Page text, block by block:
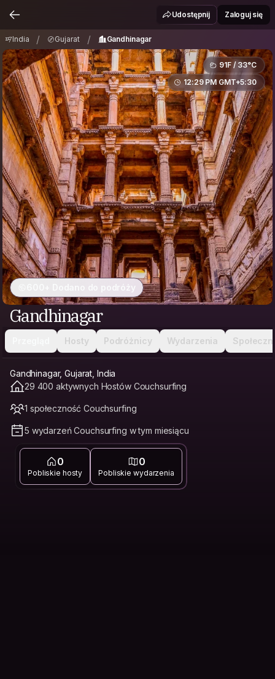
GandhinagarUdostępnij Zaloguj się
India / Gujarat / Gandhinagar
91F / 33°C
12:29 PM GMT+5:30
600+ Dodano do podróży
Gandhinagar
Hosty Podróżnicy Wydarzenia
Gandhinagar, Gujarat, India
29 400 aktywnych Hostów Couchsurfing
1 społeczność Couchsurfing
5 wydarzeń Couchsurfing w tym miesiącu
0
Pobliskie hosty
0
Pobliskie wydarzenia